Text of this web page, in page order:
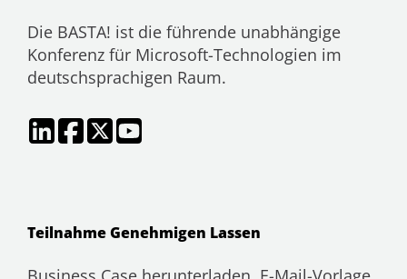
Die BASTA! ist die führende unabhängige
Konferenz für Microsoft-Technologien im
deutschsprachigen Raum.
Teilnahme Genehmigen Lassen